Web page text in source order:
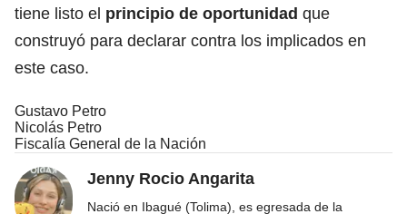
tiene listo el principio de oportunidad que
construyó para declarar contra los implicados en
este caso.
Gustavo Petro
Nicolás Petro
Fiscalía General de la Nación
Jenny Rocio Angarita
Nació en Ibagué (Tolima), es egresada de la